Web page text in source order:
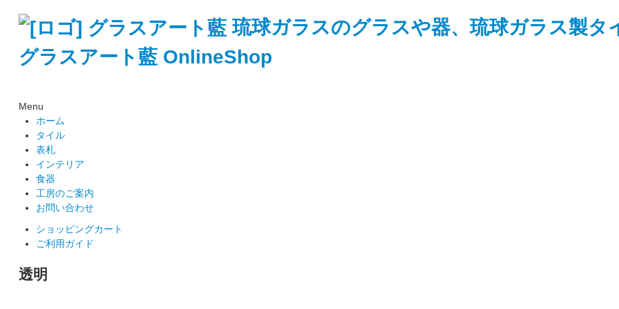
琉球ガラスのグラスや器、琉球ガラス製タ
グラスアート藍 OnlineShop
Menu
ホーム
タイル
表札
インテリア
食器
工房のご案内
お問い合わせ
ショッピングカート
ご利用ガイド
透明